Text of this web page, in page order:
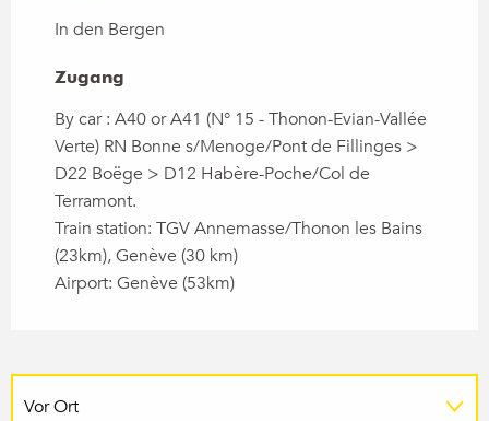
In den Bergen
Zugang
Zugang
By car : A40 or A41 (N° 15 - Thonon-Evian-Vallée
Verte) RN Bonne s/Menoge/Pont de Fillinges >
D22 Boëge > D12 Habère-Poche/Col de
Terramont.
Train station: TGV Annemasse/Thonon les Bains
(23km), Genève (30 km)
Airport: Genève (53km)
Vor Ort